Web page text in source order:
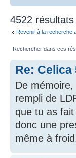
4522
Revenir à la recherche
Rechercher dans ces
Re: Celica
De
rempli de
que tu as
donc une
même à